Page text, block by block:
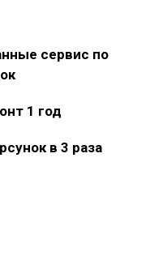
сервис по
1 год
в 3 раза